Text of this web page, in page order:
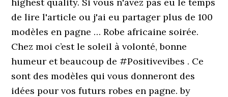
de lire l'article ou j'ai eu partager plus de 100
modèles en pagne … Robe africaine soirée.
Chez moi c’est le soleil à volonté, bonne
humeur et beaucoup de #Positivevibes . Ce
sont des modèles qui vous donneront des
idées pour vos futurs robes en pagne. by